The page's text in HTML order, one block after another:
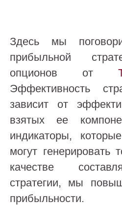
Здесь мы
прибыльной
опционов от
Эффективность
зависит от
взятых ее
индикаторы,
могут генерировать
качестве
стратегии, мы
прибыльности.